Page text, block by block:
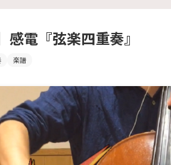
感電『弦楽四重奏』
楽譜